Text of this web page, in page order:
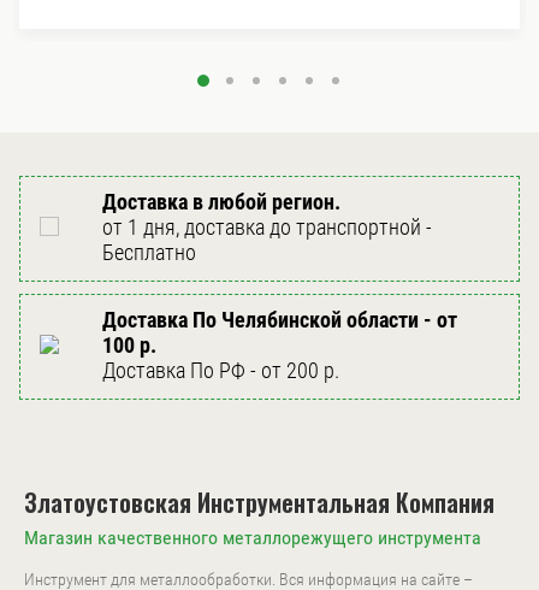
Доставка в любой регион.
от 1 дня, доставка до транспортной -
Бесплатно
Доставка По Челябинской области - от
100 р.
Доставка По РФ - от 200 р.
Златоустовская Инструментальная Компания
Магазин качественного металлорежущего инструмента
Инструмент для металлообработки. Вся информация на сайте –